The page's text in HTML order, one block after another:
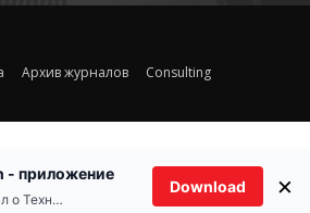
Архив журналов
Consulting
$1,903.50
- приложение
InfoCity: Журнал о Технологиях
Download ×